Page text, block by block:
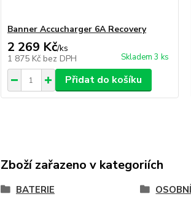
Banner Accucharger 6A Recovery
2 269 Kč/ks
1 875 Kč bez DPH Skladem 3 ks
Přidat do košíku
Zboží zařazeno v kategoriích
BATERIE